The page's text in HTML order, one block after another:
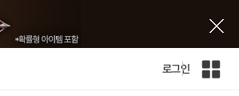
로그인
인